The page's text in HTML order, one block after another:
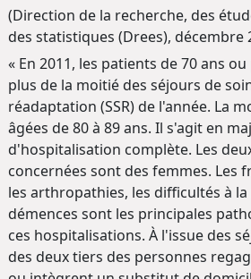
(Direction de la recherche, des
des statistiques (Drees), décembre
« En 2011, les patients de 70 ans
plus de la moitié des séjours de
réadaptation (SSR) de l'année. La
âgées de 80 à 89 ans. Il s'agit en
d'hospitalisation complète. Les
concernées sont des femmes. Les
les arthropathies, les difficultés à
démences sont les principales
ces hospitalisations. À l'issue des
des deux tiers des personnes